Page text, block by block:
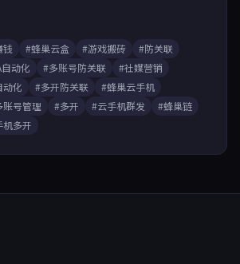
钱 #蜂巢云盒 #游戏搬砖
#防关联
动化 #多账号防关联
#社媒营销
动化 #多开防关联
#蜂巢云手机
账号管理 #多开 #云手机群发
#蜂巢链
机多开